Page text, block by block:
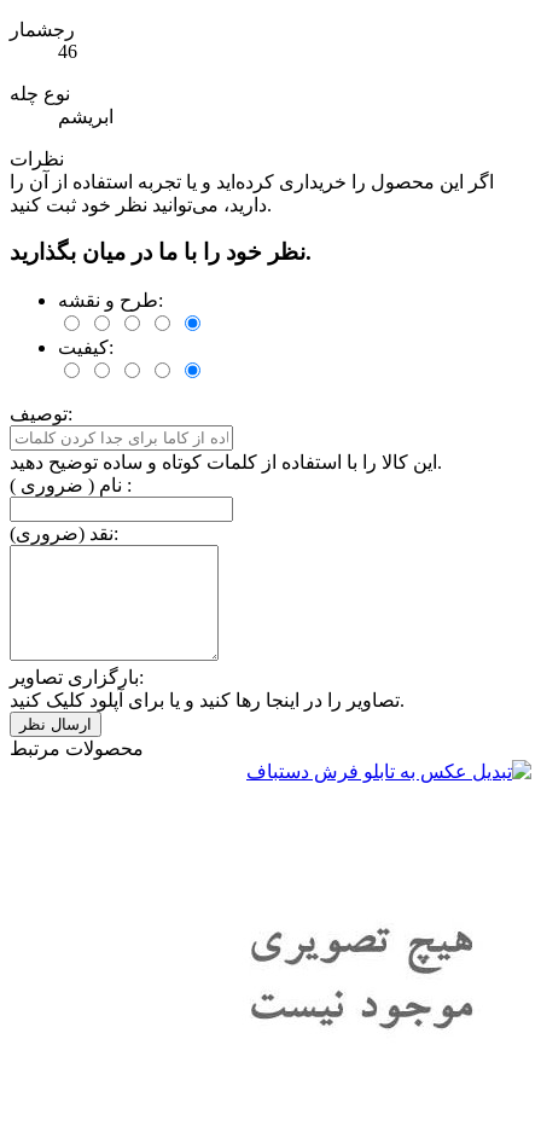
رجشمار
46
نوع چله
ابریشم
نظرات
اگر این محصول را خریداری کرده‌اید و یا تجربه استفاده از آن را
دارید، می‌توانید نظر خود ثبت کنید.
نظر خود را با ما در میان بگذارید.
طرح و نقشه:
کیفیت:
توصیف:
این کالا را با استفاده از کلمات کوتاه و ساده توضیح دهید.
نام ( ضروری ) :
نقد (ضروری):
بارگزاری تصاویر:
تصاویر را در اینجا رها کنید و یا برای آپلود کلیک کنید.
محصولات مرتبط